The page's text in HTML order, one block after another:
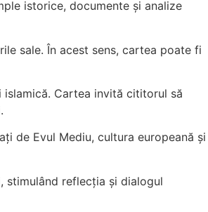
istorice, documente și analize
sale. În acest sens, cartea poate fi
Cartea invită cititorul să
de Evul Mediu, cultura europeană și
stimulând reflecția și dialogul